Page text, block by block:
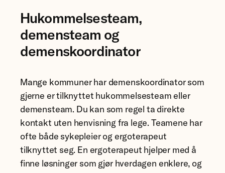
Hukommelsesteam,
demensteam og
demenskoordinator
Mange kommuner har demenskoordinator som
gjerne er tilknyttet hukommelsesteam eller
demensteam. Du kan som regel ta direkte
kontakt uten henvisning fra lege. Teamene har
ofte både sykepleier og ergoterapeut
tilknyttet seg. En ergoterapeut hjelper med å
finne løsninger som gjør hverdagen enklere, og